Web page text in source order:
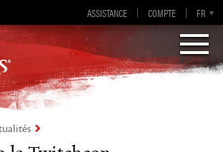
ASSISTANCE COMPTE FR
EN
DE
ES
EN-GB
of Eternity
Guild Wars 2